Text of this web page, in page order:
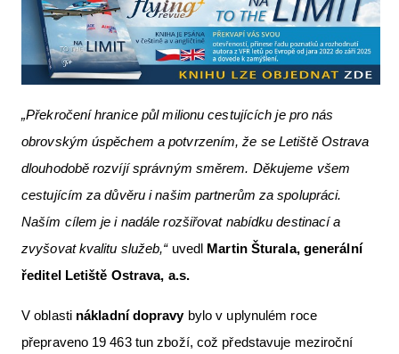
„Překročení hranice půl milionu cestujících je pro nás
obrovským úspěchem a potvrzením, že se Letiště Ostrava
dlouhodobě rozvíjí správným směrem. Děkujeme všem
cestujícím za důvěru i našim partnerům za spolupráci.
Naším cílem je i nadále rozšiřovat nabídku destinací a
zvyšovat kvalitu služeb,“uvedl Martin Šturala, generální
ředitel Letiště Ostrava, a.s.
V oblasti nákladní dopravybylo v uplynulém roce
přepraveno 19 463 tun zboží, což představuje meziroční